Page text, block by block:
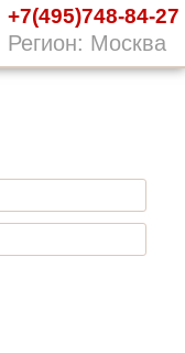
+7(495)748-84-27
Регион: Москва